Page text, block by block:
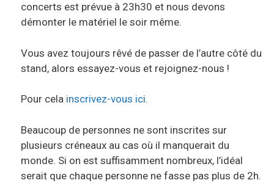
concerts est prévue à 23h30 et nous devons
démonter le matériel le soir même.
Vous avez toujours rêvé de passer de l’autre côté du
stand, alors essayez-vous et rejoignez-nous !
Pour cela inscrivez-vous ici.
Beaucoup de personnes ne sont inscrites sur
plusieurs créneaux au cas où il manquerait du
monde. Si on est suffisamment nombreux, l’idéal
serait que chaque personne ne fasse pas plus de 2h.